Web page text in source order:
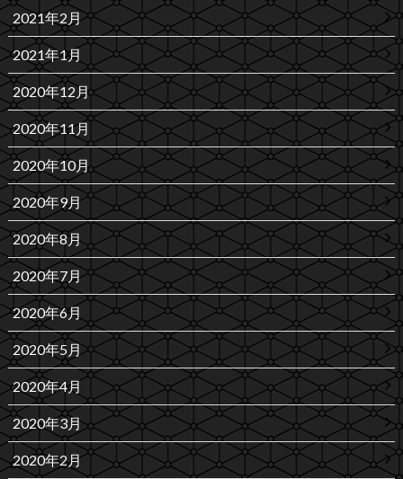
2021年2月
2021年1月
2020年12月
2020年11月
2020年10月
2020年9月
2020年8月
2020年7月
2020年6月
2020年5月
2020年4月
2020年3月
2020年2月